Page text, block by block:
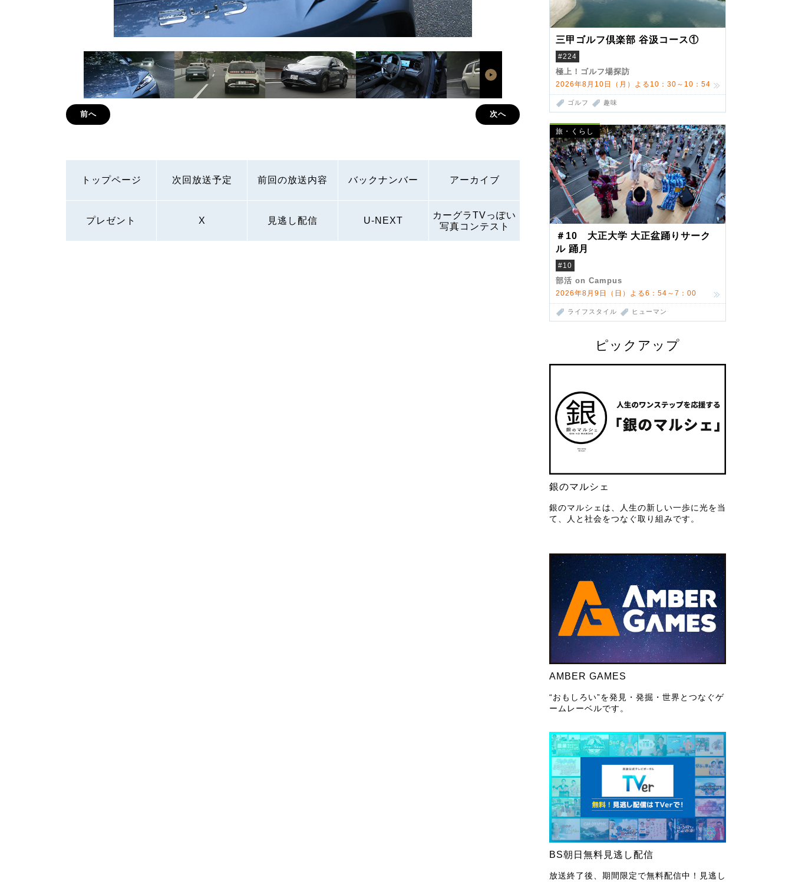
三甲ゴルフ倶楽部 谷汲コース①
#224
極上！ゴルフ場探訪
2026年8月10日（月）よる10：30～10：54
ゴルフ 趣味
旅・くらし
＃10 大正大学 大正盆踊りサーク
ル 踊月
#10
部活 on Campus
2026年8月9日（日）よる6：54～7：00
ライフスタイル ヒューマン
ピックアップ
銀のマルシェ
銀のマルシェは、人生の新しい一歩に光を当
て、人と社会をつなぐ取り組みです。
AMBER GAMES
“おもしろい”を発見・発掘・世界とつなぐゲ
ームレーベルです。
BS朝日無料見逃し配信
放送終了後、期間限定で無料配信中！見逃し
前へ 次へ
トップページ 次回放送予定 前回の放送内容 バックナンバー アーカイブ
プレゼント X 見逃し配信 U-NEXT
カーグラTVっぽい
写真コンテスト